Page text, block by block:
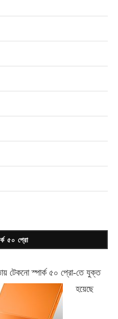
৫০ প্রো
টেকনোস্পার্ক ৫০ প্রো-তে যুক্ত
হয়েছে